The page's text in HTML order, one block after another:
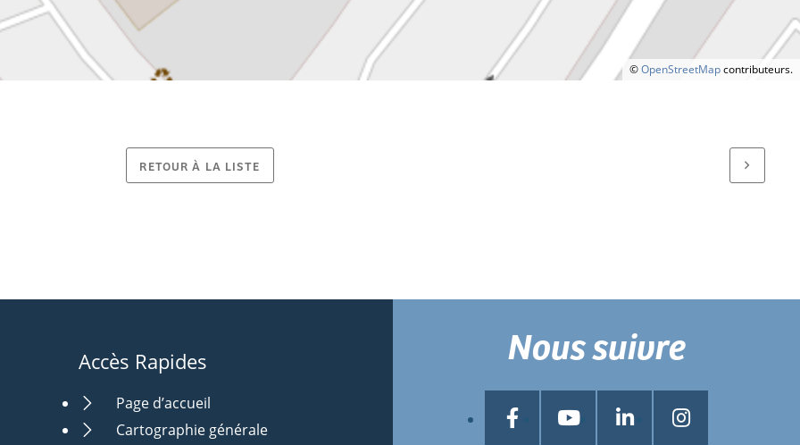
©OpenStreetMapcontributeurs.
RETOUR À LA LISTE
Accès Rapides
Page d’accueil
Cartographie générale
Nous suivre